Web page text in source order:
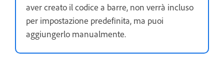
aver creato il codice a barre, non verrà incluso
per impostazione predefinita, ma puoi
aggiungerlo manualmente.